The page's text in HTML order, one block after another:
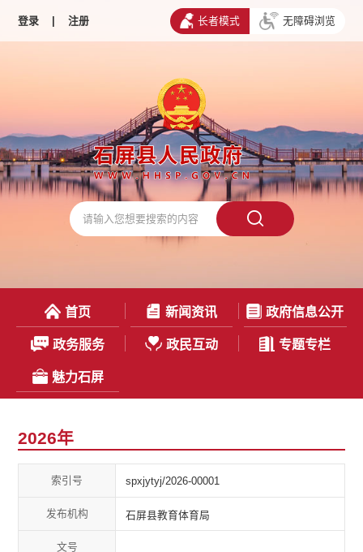
登录 | 注册 长者模式 无障碍浏览
首页 新闻资讯 政府信息公开
政务服务 政民互动 专题专栏
魅力石屏
2026年
索引号 spxjytyj/2026-00001
发布机构 石屏县教育体育局
文号